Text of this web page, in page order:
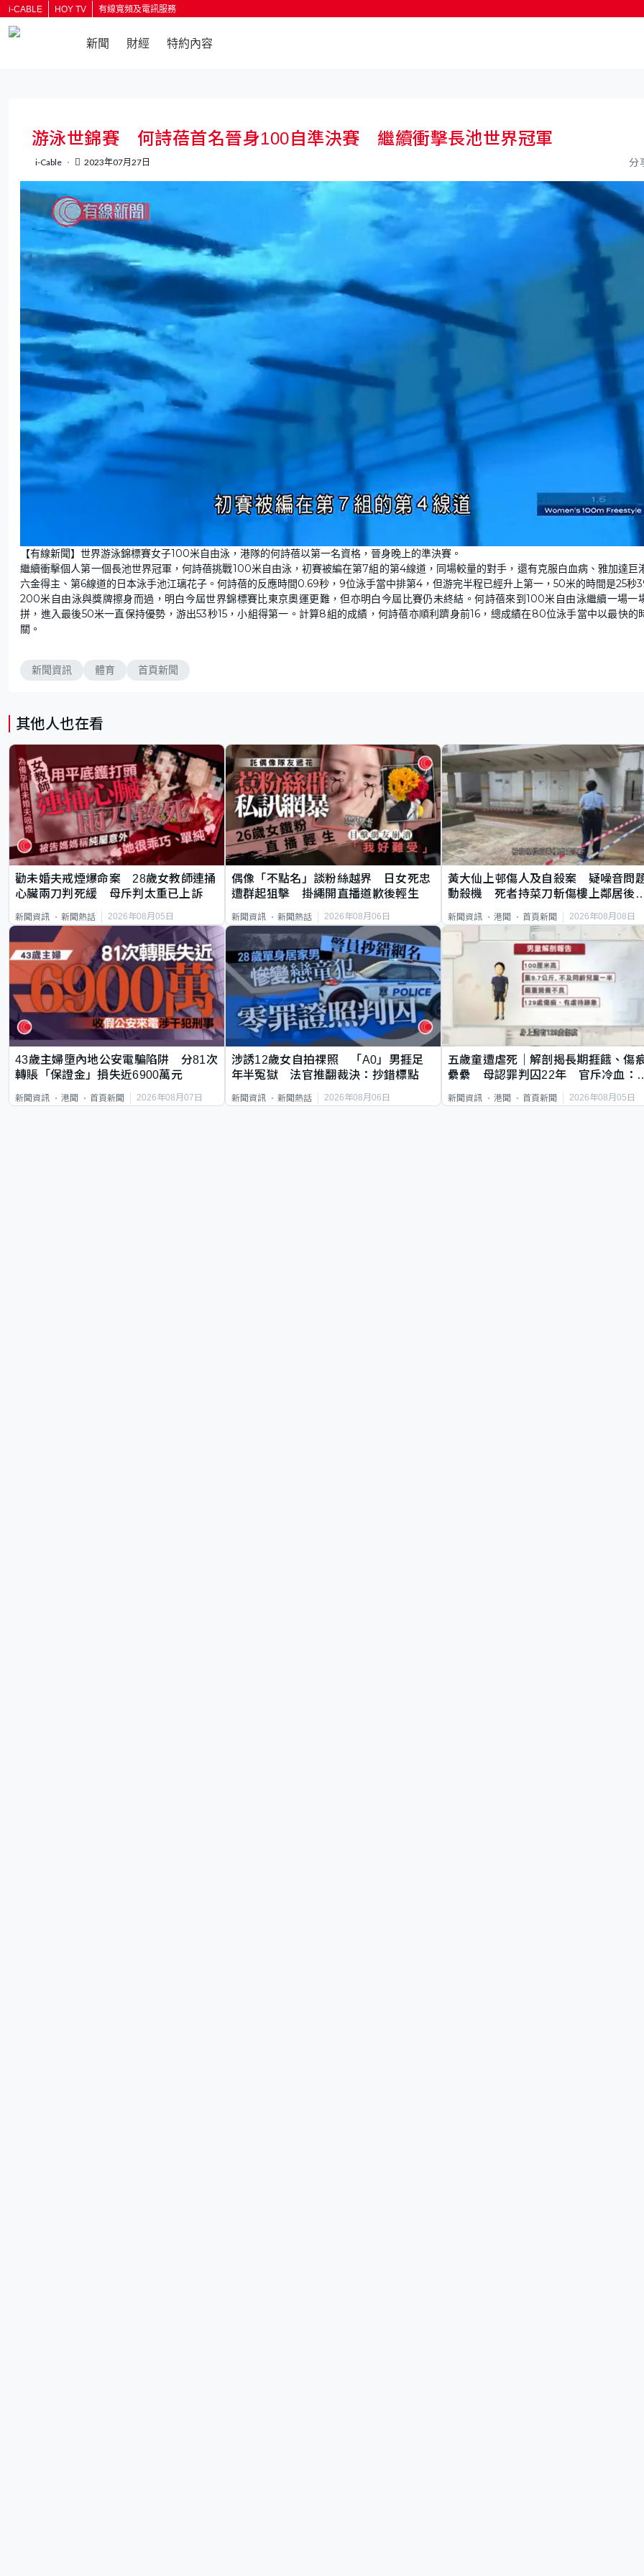
i-CABLE HOY TV 有線寬頻及電訊服務
新聞 財經 特約內容
游泳世錦賽 何詩蓓首名晉身100自準決賽 繼續衝擊長池世界冠軍
i-Cable 2023年07月27日 分
n
m
u
t
e
a
d
e
d
:
3
9
.
7
1
【有線新聞】世界游泳錦標賽女子100米自由泳，港隊的何詩蓓以第一名資格，晉身晚上的準決賽。
繼續衝擊個人第一個長池世界冠軍，何詩蓓挑戰100米自由泳，初賽被編在第7組的第4線道，同場較量的對手，還有克服白血病、雅加達巨
六金得主、第6線道的日本泳手池江璃花子。何詩蓓的反應時間0.69秒，9位泳手當中排第4，但游完半程已經升上第一，50米的時間是25秒
200米自由泳與獎牌擦身而過，明白今屆世界錦標賽比東京奧運更難，但亦明白今屆比賽仍未終結。何詩蓓來到100米自由泳繼續一場一
拼，進入最後50米一直保持優勢，游出53秒15，小組得第一。計算8組的成績，何詩蓓亦順利躋身前16，總成績在80位泳手當中以最快的
關。
新聞資訊 體育 首頁新聞
其他人也在看
勸未婚夫戒煙爆命案 28歲女教師連捅
心臟兩刀判死緩 母斥判太重已上訴
新聞資訊 新聞熱話 2026年08月05日
偶像「不點名」談粉絲越界 日女死忠
遭群起狙擊 掛繩開直播道歉後輕生
新聞資訊 新聞熱話 2026年08月06日
黃大仙上邨傷人及自殺案 疑噪音問
動殺機 死者持菜刀斬傷樓上鄰居後
新聞資訊 港聞 首頁新聞 2026年08月08日
43歲主婦墮內地公安電騙陷阱 分81次
轉賬「保證金」損失近6900萬元
新聞資訊 港聞 首頁新聞 2026年08月07日
涉誘12歲女自拍祼照 「A0」男捱足
年半冤獄 法官推翻裁決：抄錯標點
新聞資訊 新聞熱話 2026年08月06日
五歲童遭虐死｜解剖揭長期捱餓、傷
纍纍 母認罪判囚22年 官斥冷血：
新聞資訊 港聞 首頁新聞 2026年08月05日